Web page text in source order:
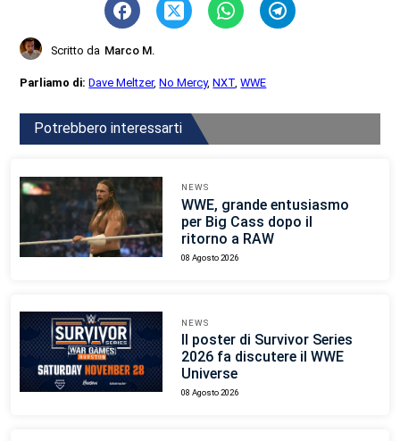
Scritto da Marco M.
Parliamo di:Dave Meltzer,No Mercy,NXT,WWE
Potrebbero interessarti
NEWS
WWE, grande entusiasmo
per Big Cass dopo il
ritorno a RAW
08 Agosto 2026
NEWS
Il poster di Survivor Series
2026 fa discutere il WWE
Universe
08 Agosto 2026